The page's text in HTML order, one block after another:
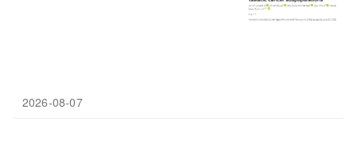
2026-08-07